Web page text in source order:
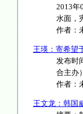
2013年
水面，
作者：
王瑛：寄希望
发布时
合主办
作者：
王文龙：韩国